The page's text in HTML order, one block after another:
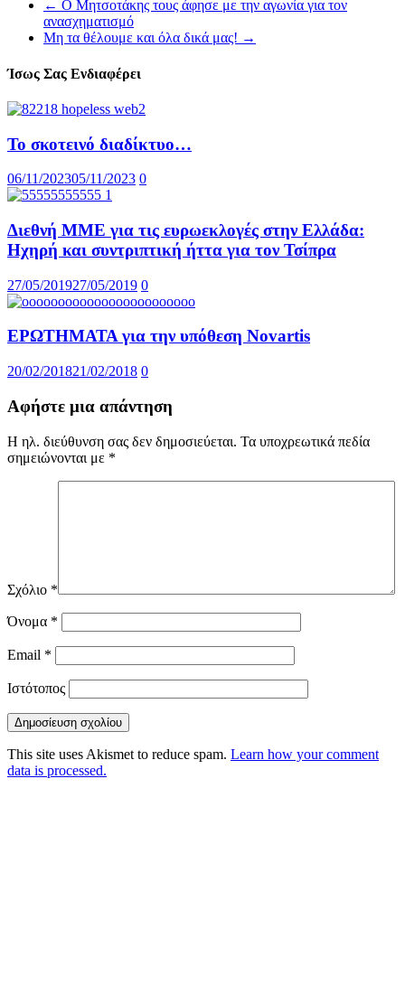
← Ο Μητσοτάκης τους άφησε με την αγωνία για τον
ανασχηματισμό
Μη τα θέλουμε και όλα δικά μας! →
Ίσως Σας Ενδιαφέρει
Το σκοτεινό διαδίκτυο…
06/11/202305/11/2023 0
Διεθνή ΜΜΕ για τις ευρωεκλογές στην Ελλάδα:
Ηχηρή και συντριπτική ήττα για τον Τσίπρα
27/05/201927/05/2019 0
ΕΡΩΤΗΜΑΤΑ για την υπόθεση Novartis
20/02/201821/02/2018 0
Αφήστε μια απάντηση
Η ηλ. διεύθυνση σας δεν δημοσιεύεται. Τα υποχρεωτικά πεδία
σημειώνονται με *
Σχόλιο *
Όνομα *
Email *
Ιστότοπος
This site uses Akismet to reduce spam. Learn how your comment
data is processed.